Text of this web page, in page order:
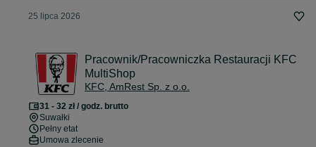
25 lipca 2026
Pracownik/Pracowniczka Restauracji KFC
MultiShop
KFC, AmRest Sp. z o.o.
31 - 32 zł / godz. brutto
Suwałki
Pełny etat
Umowa zlecenie